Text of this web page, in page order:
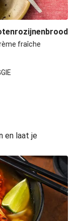
fraîche
en laat je